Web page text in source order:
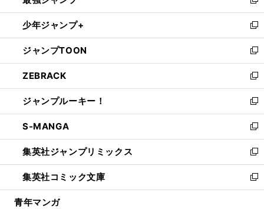
ウ
で
開
く
ン
ド
ウ
で
開
く
ウ
ィ
ン
ド
ウ
で
開
く
新
し
い
ウ
ィ
ン
ド
ウ
で
開
く
少年ジャンプ+
新
し
い
ウ
ィ
ン
ド
ウ
で
開
く
ジャンプTOON
新
し
い
ウ
ィ
ン
ド
ウ
で
開
く
ZEBRACK
新
し
い
ウ
ィ
ン
ド
ウ
で
開
ジャンプルーキー！
新
し
い
ウ
ィ
ン
ド
ウ
S-MANGA
新
し
い
ウ
ィ
ン
集英社ジャンプリミックス
新
し
い
ウ
集英社コミック文庫
新
し
青年マンガ